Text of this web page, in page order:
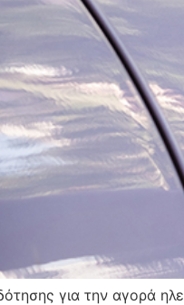
για την αγορά